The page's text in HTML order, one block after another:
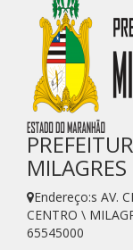
Endereço:s AV.
CENTRO \
65545000